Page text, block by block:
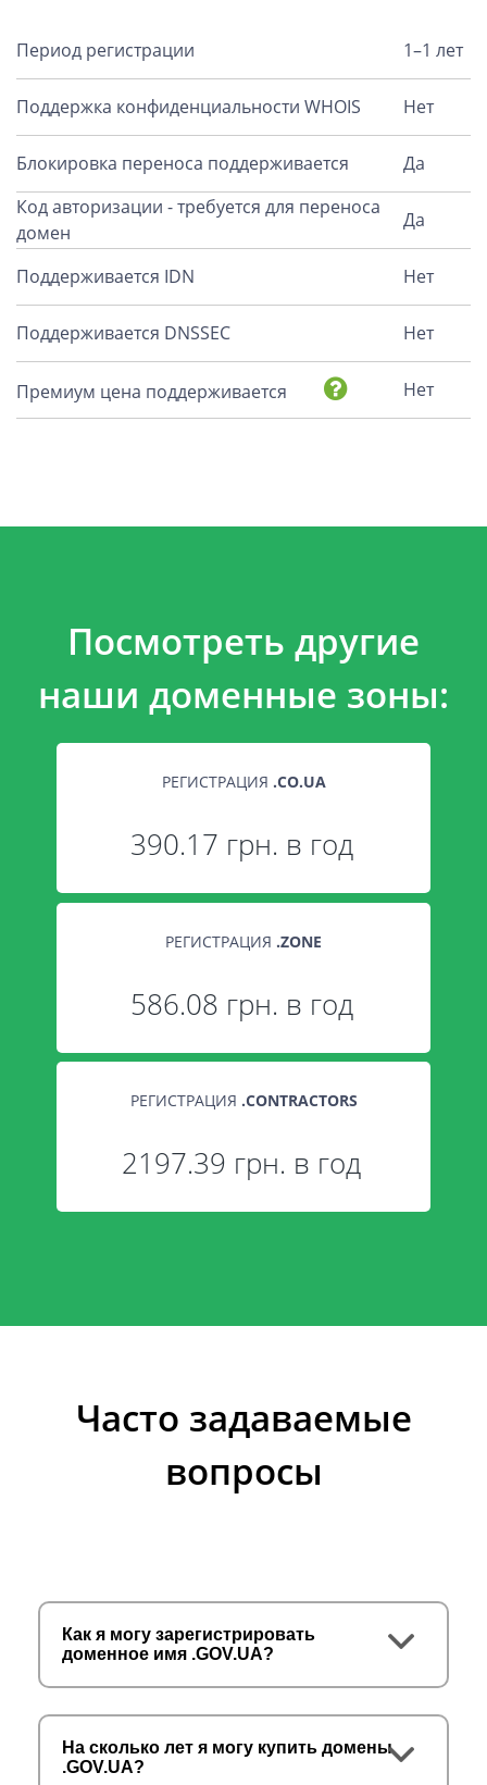
Период регистрации 1–1 лет
Поддержка конфиденциальности WHOIS Нет
Блокировка переноса поддерживается
Да
Код авторизации - требуется для переноса
домен
Да
Поддерживается IDN Нет
Поддерживается DNSSEC Нет
Премиум цена поддерживается Нет
Посмотреть другие
наши доменные зоны:
РЕГИСТРАЦИЯ .CO.UA
390.17 грн. в год
РЕГИСТРАЦИЯ .ZONE
586.08 грн. в год
РЕГИСТРАЦИЯ .CONTRACTORS
2197.39 грн. в год
Часто задаваемые
вопросы
Как я могу зарегистрировать
доменное имя .GOV.UA?
На сколько лет я могу купить домены
.GOV.UA?